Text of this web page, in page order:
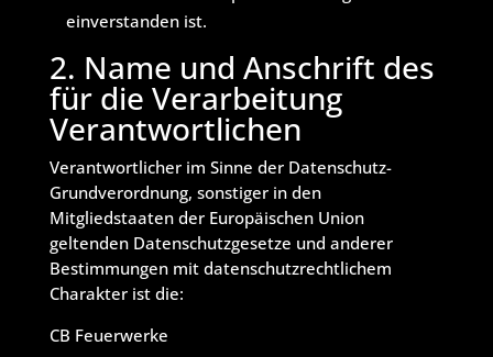
einverstanden ist.
2. Name und Anschrift des
für die Verarbeitung
Verantwortlichen
Verantwortlicher im Sinne der Datenschutz-
Grundverordnung, sonstiger in den
Mitgliedstaaten der Europäischen Union
geltenden Datenschutzgesetze und anderer
Bestimmungen mit datenschutzrechtlichem
Charakter ist die:
CB Feuerwerke